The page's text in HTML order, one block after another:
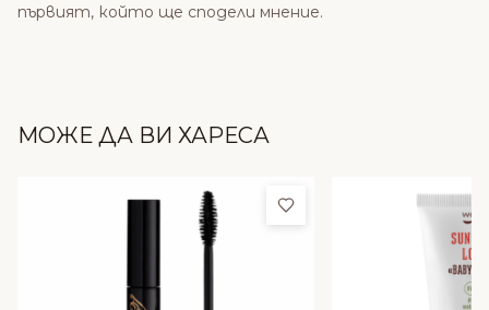
първият, който ще сподели мнение.
МОЖЕ ДА ВИ ХАРЕСА
Добави в любими